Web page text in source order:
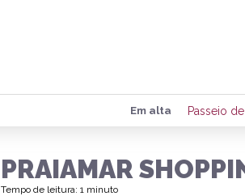
Em alta Passeio
PRAIAMAR
Tempo de leitura: 1 minuto